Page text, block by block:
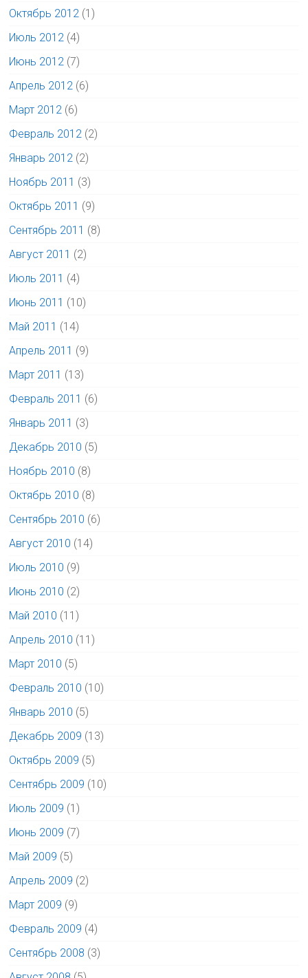
Октябрь 2012 (1)
Июль 2012 (4)
Июнь 2012 (7)
Апрель 2012 (6)
Март 2012 (6)
Февраль 2012 (2)
Январь 2012 (2)
Ноябрь 2011 (3)
Октябрь 2011 (9)
Сентябрь 2011 (8)
Август 2011 (2)
Июль 2011 (4)
Июнь 2011 (10)
Май 2011 (14)
Апрель 2011 (9)
Март 2011 (13)
Февраль 2011 (6)
Январь 2011 (3)
Декабрь 2010 (5)
Ноябрь 2010 (8)
Октябрь 2010 (8)
Сентябрь 2010 (6)
Август 2010 (14)
Июль 2010 (9)
Июнь 2010 (2)
Май 2010 (11)
Апрель 2010 (11)
Март 2010 (5)
Февраль 2010 (10)
Январь 2010 (5)
Декабрь 2009 (13)
Октябрь 2009 (5)
Сентябрь 2009 (10)
Июль 2009 (1)
Июнь 2009 (7)
Май 2009 (5)
Апрель 2009 (2)
Март 2009 (9)
Февраль 2009 (4)
Сентябрь 2008 (3)